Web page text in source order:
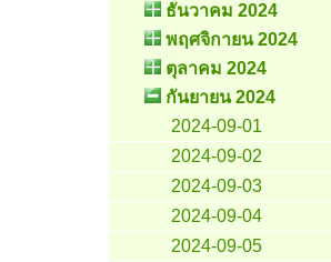
ธันวาคม 2024
พฤศจิกายน 2024
ตุลาคม 2024
กันยายน 2024
2024-09-01
2024-09-02
2024-09-03
2024-09-04
2024-09-05